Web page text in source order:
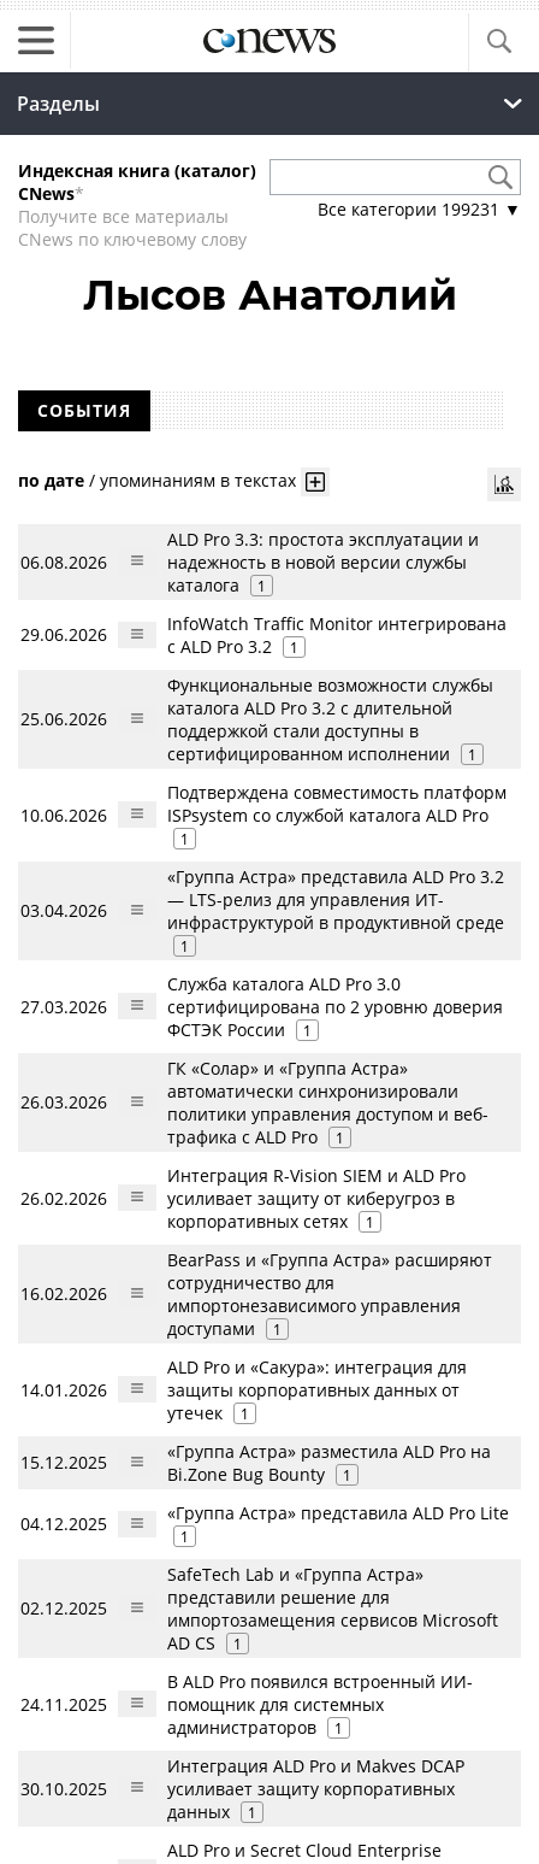
Разделы
Индексная книга (каталог)
CNews*
Получите все материалы
CNews по ключевому слову
Все категории 199231 ▼
Лысов Анатолий
СОБЫТИЯ
по дате / упоминаниям в текстах
06.08.2026
ALD Pro 3.3: простота эксплуатации и
надежность в новой версии службы
каталога
1
29.06.2026
InfoWatch Traffic Monitor интегрирована
с ALD Pro 3.2
1
25.06.2026
Функциональные возможности службы
каталога ALD Pro 3.2 с длительной
поддержкой стали доступны в
сертифицированном исполнении
1
10.06.2026
Подтверждена совместимость платформ
ISPsystem со службой каталога ALD Pro
1
03.04.2026
«Группа Астра» представила ALD Pro 3.2
— LTS-релиз для управления ИТ-
инфраструктурой в продуктивной среде
1
27.03.2026
Служба каталога ALD Pro 3.0
сертифицирована по 2 уровню доверия
ФСТЭК России
1
26.03.2026
ГК «Солар» и «Группа Астра»
автоматически синхронизировали
политики управления доступом и веб-
трафика с ALD Pro
1
26.02.2026
Интеграция R-Vision SIEM и ALD Pro
усиливает защиту от киберугроз в
корпоративных сетях
1
16.02.2026
BearPass и «Группа Астра» расширяют
сотрудничество для
импортонезависимого управления
доступами
1
14.01.2026
ALD Pro и «Сакура»: интеграция для
защиты корпоративных данных от
утечек
1
15.12.2025
«Группа Астра» разместила ALD Pro на
Bi.Zone Bug Bounty
1
04.12.2025 «Группа Астра» представила ALD Pro Lite
1
02.12.2025
SafeTech Lab и «Группа Астра»
представили решение для
импортозамещения сервисов Microsoft
AD CS
1
24.11.2025
В ALD Pro появился встроенный ИИ-
помощник для системных
администраторов
1
30.10.2025
Интеграция ALD Pro и Makves DCAP
усиливает защиту корпоративных
данных
1
ALD Pro и Secret Cloud Enterprise